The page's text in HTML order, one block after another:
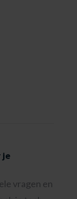
je
vragen en